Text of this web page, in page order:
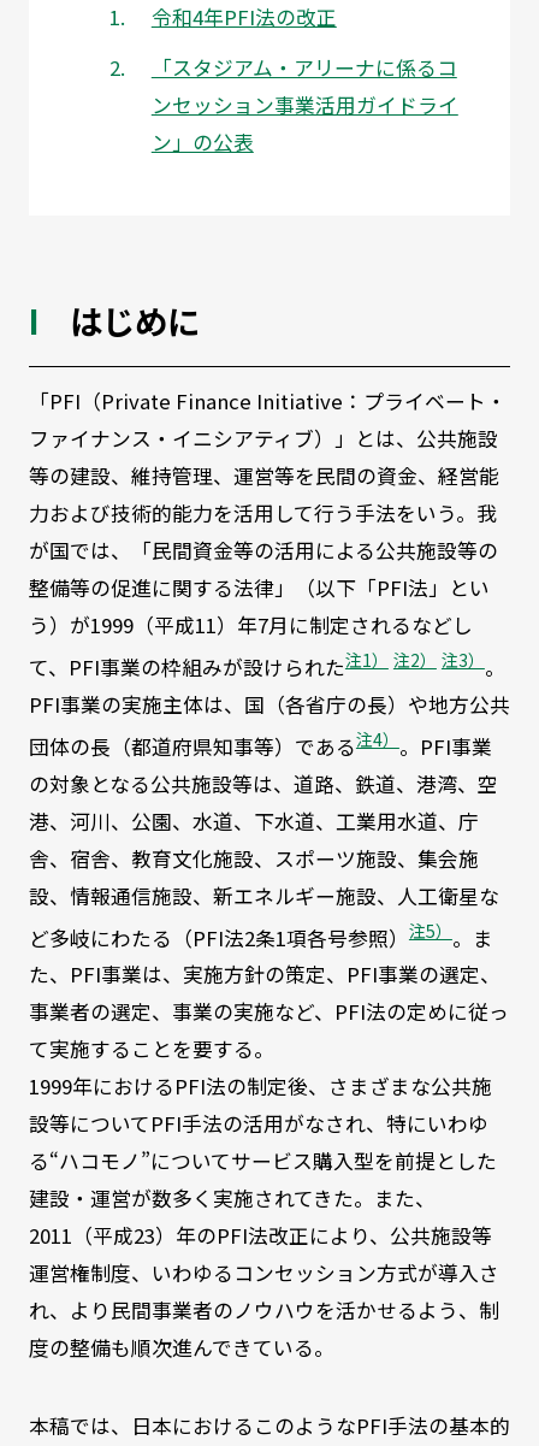
令和4年PFI法の改正
「スタジアム・アリーナに係るコ
ンセッション事業活用ガイドライ
ン」の公表
はじめに
「PFI（Private Finance Initiative：プライベート・
ファイナンス・イニシアティブ）」とは、公共施設
等の建設、維持管理、運営等を民間の資金、経営能
力および技術的能力を活用して行う手法をいう。我
が国では、「民間資金等の活用による公共施設等の
整備等の促進に関する法律」（以下「PFI法」とい
う）が1999（平成11）年7月に制定されるなどし
て、PFI事業の枠組みが設けられた注1） 注2） 注3） 。
PFI事業の実施主体は、国（各省庁の長）や地方公共
団体の長（都道府県知事等）である注4） 。PFI事業
の対象となる公共施設等は、道路、鉄道、港湾、空
港、河川、公園、水道、下水道、工業用水道、庁
舎、宿舎、教育文化施設、スポーツ施設、集会施
設、情報通信施設、新エネルギー施設、人工衛星な
ど多岐にわたる（PFI法2条1項各号参照）注5） 。ま
た、PFI事業は、実施方針の策定、PFI事業の選定、
事業者の選定、事業の実施など、PFI法の定めに従っ
て実施することを要する。
1999年におけるPFI法の制定後、さまざまな公共施
設等についてPFI手法の活用がなされ、特にいわゆ
る“ハコモノ”についてサービス購入型を前提とした
建設・運営が数多く実施されてきた。また、
2011（平成23）年のPFI法改正により、公共施設等
運営権制度、いわゆるコンセッション方式が導入さ
れ、より民間事業者のノウハウを活かせるよう、制
度の整備も順次進んできている。
本稿では、日本におけるこのようなPFI手法の基本的